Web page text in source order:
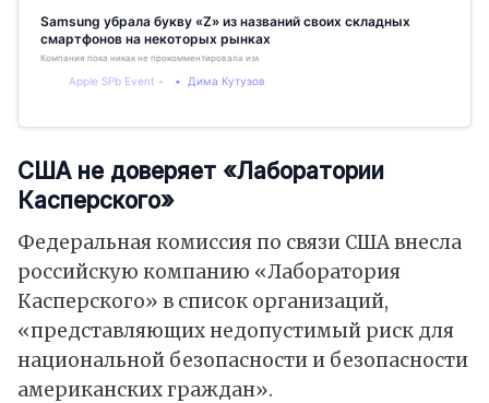
Samsung убрала букву «Z» из названий своих складных
смартфонов на некоторых рынках
Компания пока никак не прокомментировала изменения
Apple SPb Event Дима Кутузов
США не доверяет «Лаборатории
Касперского»
Федеральная комиссия по связи США внесла
российскую компанию «Лаборатория
Касперского» в список организаций,
«представляющих недопустимый риск для
национальной безопасности и безопасности
американских граждан».